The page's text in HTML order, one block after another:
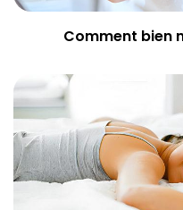
Comment bien